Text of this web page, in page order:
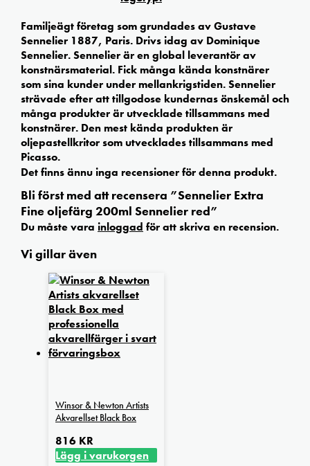
Familjeägt företag som grundades av Gustave
Sennelier 1887, Paris. Drivs idag av Dominique
Sennelier. Sennelier är en global leverantör av
konstnärsmaterial. Fick många kända konstnärer
som sina kunder under mellankrigstiden. Sennelier
strävade efter att tillgodose kundernas önskemål och
många produkter är utvecklade tillsammans med
konstnärer. Den mest kända produkten är
oljepastellkritor som utvecklades tillsammans med
Picasso.
Det finns ännu inga recensioner för denna produkt.
Bli först med att recensera ”Sennelier Extra
Fine oljefärg 200ml Sennelier red”
Du måste vara inloggad för att skriva en recension.
Vi gillar även
Winsor & Newton Artists
Akvarellset Black Box
816 KR
Lägg i varukorgen